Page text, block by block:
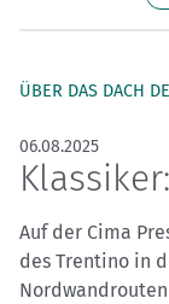
ÜBER DAS DACH
06.08.2025
Auf der Cima
des Trentino in